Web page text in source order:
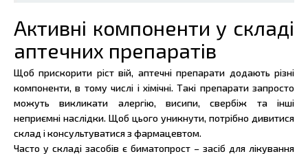
Активні компоненти у складі
аптечних препаратів
Щоб прискорити ріст вій, аптечні препарати додають різні
компоненти, в тому числі і хімічні. Такі препарати запросто
можуть викликати алергію, висипи, свербіж та інші
неприємні наслідки. Щоб цього уникнути, потрібно дивитися
склад і консультуватися з фармацевтом.
Часто у складі засобів є биматопрост – засіб для лікування